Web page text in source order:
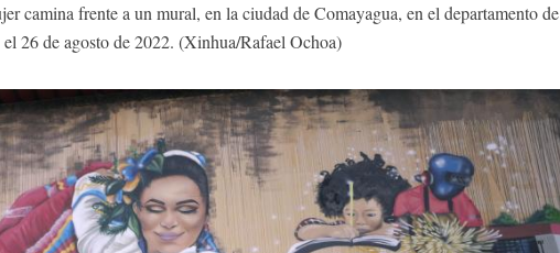
frente a un mural, en la ciudad de Comayagua, en el departamento de
26 de agosto de 2022. (Xinhua/Rafael Ochoa)